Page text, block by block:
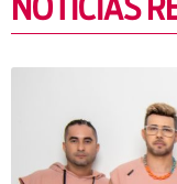
NOTÍCIAS